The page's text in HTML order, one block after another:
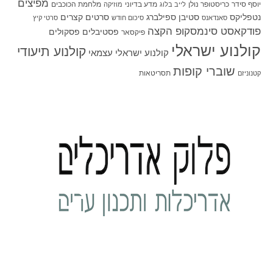
יוסף סידר כריסטופר נולן לייב בלוג מדע בדיוני מוזיקה מלחמת הכוכבים מפיצים
נטפליקס סאנדאנס סטיבן ספילברג סיכום חודש סרטים קצרים סרטי קיץ
פודקאסט סינמסקופ הקצה פיקסאר פסטיבלים פסקולים
קולנוע ישראלי קולנוע ישראלי עצמאי קולנוע תיעודי
קטנוניזם שוברי קופות תסריטאות